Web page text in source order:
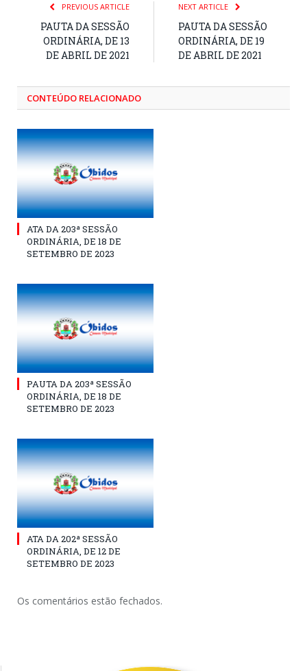
PREVIOUS ARTICLE
PAUTA DA SESSÃO
ORDINÁRIA, DE 13
DE ABRIL DE 2021
NEXT ARTICLE
PAUTA DA SESSÃO
ORDINÁRIA, DE 19
DE ABRIL DE 2021
CONTEÚDO RELACIONADO
ATA DA 203ª SESSÃO
ORDINÁRIA, DE 18 DE
SETEMBRO DE 2023
PAUTA DA 203ª SESSÃO
ORDINÁRIA, DE 18 DE
SETEMBRO DE 2023
ATA DA 202ª SESSÃO
ORDINÁRIA, DE 12 DE
SETEMBRO DE 2023
Os comentários estão fechados.